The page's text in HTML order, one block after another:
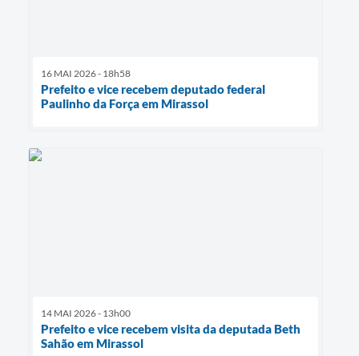
16 MAI 2026 - 18h58
Prefeito e vice recebem deputado federal
Paulinho da Força em Mirassol
14 MAI 2026 - 13h00
Prefeito e vice recebem visita da deputada Beth
Sahão em Mirassol